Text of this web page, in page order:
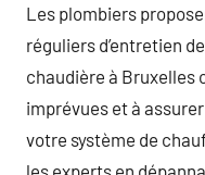
Les plombiers
réguliers d’entretien
chaudière à Bruxelles
imprévues et à
votre système de
les experts en